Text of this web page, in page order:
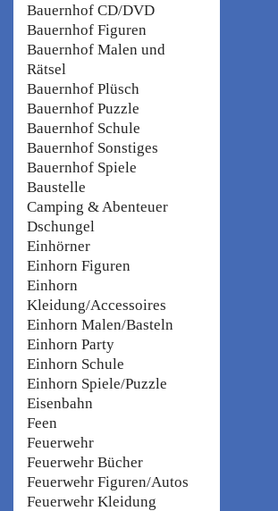
Bauernhof CD/DVD
Bauernhof Figuren
Bauernhof Malen und
Rätsel
Bauernhof Plüsch
Bauernhof Puzzle
Bauernhof Schule
Bauernhof Sonstiges
Bauernhof Spiele
Baustelle
Camping & Abenteuer
Dschungel
Einhörner
Einhorn Figuren
Einhorn
Kleidung/Accessoires
Einhorn Malen/Basteln
Einhorn Party
Einhorn Schule
Einhorn Spiele/Puzzle
Eisenbahn
Feen
Feuerwehr
Feuerwehr Bücher
Feuerwehr Figuren/Autos
Feuerwehr Kleidung